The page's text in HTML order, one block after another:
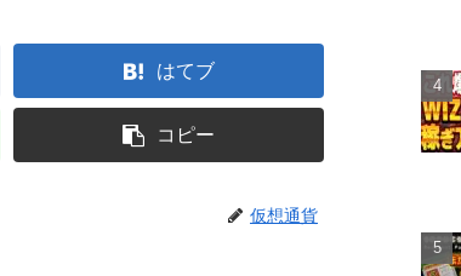
はてブ
コピー
仮想通貨